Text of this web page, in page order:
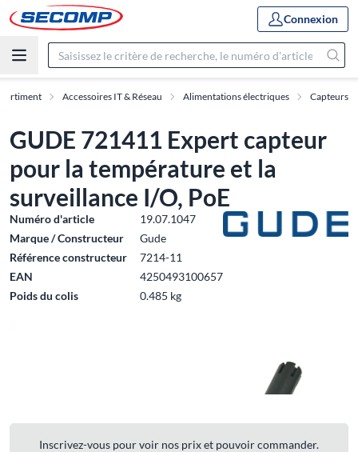
Connexion
Accessoires IT & Réseau Alimentations électriques Capteurs
GUDE 721411 Expert capteur
pour la température et la
surveillance I/O, PoE
Numéro d'article
19.07.1047
Marque / Constructeur
Gude
Référence constructeur
7214-11
EAN
4250493100657
Poids du colis
0.485 kg
Inscrivez-vous pour voir nos prix et pouvoir commander.